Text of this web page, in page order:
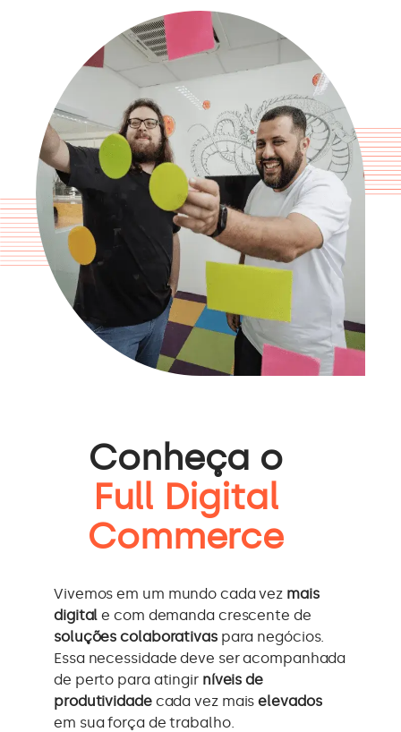
Conheça o
Full Digital
Commerce
Vivemos em um mundo cada vez mais
digital e com demanda crescente de
soluções colaborativaspara negócios.
Essa necessidade deve ser acompanhada
de perto para atingir níveis de
produtividadecada vez maiselevados
em sua força de trabalho.